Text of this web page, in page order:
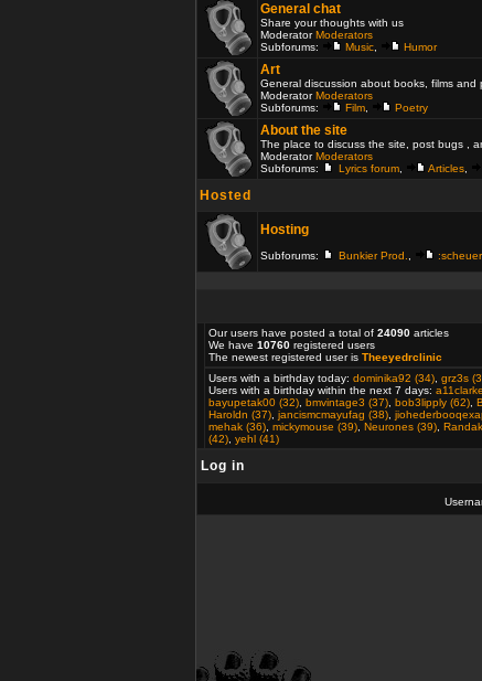
General chat
Share your thoughts with us
ModeratorModerators
Subforums:
Music Humor
Art
General discussion about books, films and
ModeratorModerators
Subforums:
Film Poetry
About the site
The place to discuss the site, post bugs ,
ModeratorModerators
Subforums:
Lyrics forum Articles
Hosted
Hosting
Subforums: Bunkier Prod.
Our users have posted a total of 24090 articles
We have 10760 registered users
The newest registered user is Theeyedrclinic
Users with a birthday today: dominika92 (34) grz3s
Users with a birthday within the next 7 days:
bayupetak00 (32) bmvintage3 (37) bob3lipply (62)
Haroldn (37) jancismcmayufag (38)
mehak (36) mickymouse (39) Neurones (39)
(42) yehl (41)
Log in